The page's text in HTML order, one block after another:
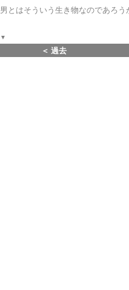
男とはそういう生き物なのであろう
▼
＜ 過去